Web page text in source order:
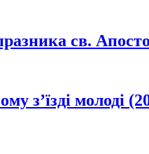
св.
з’їзді молоді